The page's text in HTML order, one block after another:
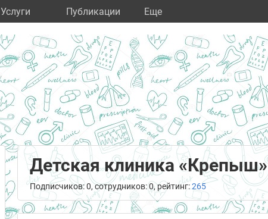
Услуги Публикации Eще
Детская клиника «Крепыш»
Подписчиков: 0, сотрудников: 0, рейтинг:265